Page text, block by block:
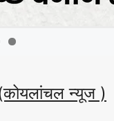
न्यूज )